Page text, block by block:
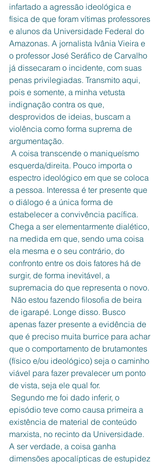
infartado a agressão ideológica e
física de que foram vítimas professores
e alunos da Universidade Federal do
Amazonas. A jornalista Ivânia Vieira e
o professor José Seráfico de Carvalho
já dissecaram o incidente, com suas
penas privilegiadas. Transmito aqui,
pois e somente, a minha vetusta
indignação contra os que,
desprovidos de ideias, buscam a
violência como forma suprema de
argumentação.
esquerda/direita. Pouco importa o
espectro ideológico em que se coloca
a pessoa. Interessa é ter presente que
o diálogo é a única forma de
estabelecer a convivência pacífica.
Chega a ser elementarmente dialético,
na medida em que, sendo uma coisa
ela mesma e o seu contrário, do
confronto entre os dois fatores há de
surgir, de forma inevitável, a
supremacia do que representa o novo.
de igarapé. Longe disso. Busco
apenas fazer presente a evidência de
que é preciso muita burrice para achar
que o comportamento de brutamontes
(físico e/ou ideológico) seja o caminho
viável para fazer prevalecer um ponto
de vista, seja ele qual for.
episódio teve como causa primeira a
existência de material de conteúdo
marxista, no recinto da Universidade.
A ser verdade, a coisa ganha
dimensões apocalípticas de estupidez